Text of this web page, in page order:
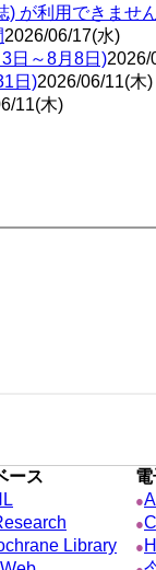
) が利用できませ
2026/06/17(水)
日～8月8日)2026/
日)2026/06/11(木)
11(木)
ース
●
●
Library ●